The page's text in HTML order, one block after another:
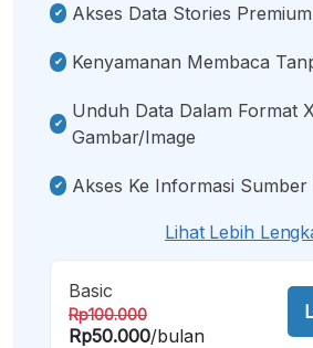
Akses Data Stories Premium
Kenyamanan Membaca
Unduh Data Dalam Format
Gambar/image
Akses Ke Informasi Sumber
Lihat Lebih
Basic
Rp100.000
Rp50.000/bulan